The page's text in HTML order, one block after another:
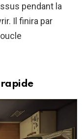
pendant la
Il finira par
rapide